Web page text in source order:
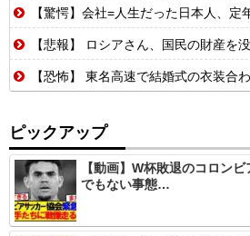
【驚愕】会社=人生だった日本人、定年後
【悲報】 ロシアさん、国民の財産を
【恐怖】 東名高速で結婚式の衣装合わせに向かっていた夫婦の車に何度も何度も追突した60歳
ピックアップ
【動画】W杯敗退のコロン
でもない事態…